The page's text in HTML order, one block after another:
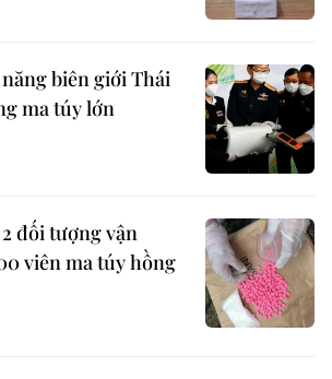
biên giới Thái
ma túy lớn
đối tượng vận
viên ma túy hồng